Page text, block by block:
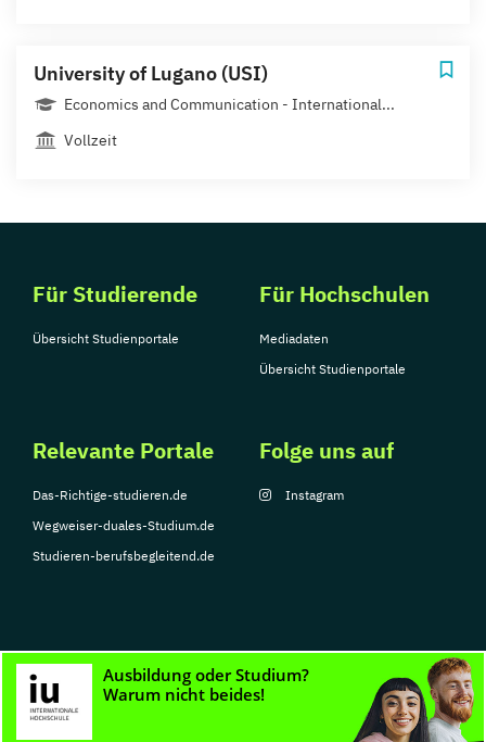
University of Lugano (USI)
Economics and Communication - International...
Vollzeit
Für Studierende
Übersicht Studienportale
Für Hochschulen
Mediadaten
Übersicht Studienportale
Relevante Portale
Das-Richtige-studieren.de
Wegweiser-duales-Studium.de
Studieren-berufsbegleitend.de
Folge uns auf
Instagram
© Copyright 2026, TarGroup Media GmbH
Nutzungsbedingungen